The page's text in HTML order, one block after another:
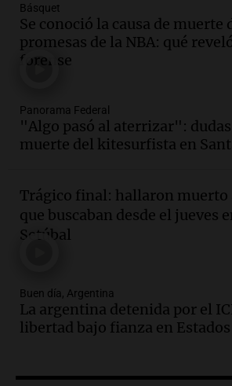
Audio.La historia de la
firmó Jorge Messi para el
contrato de Leo con
Una mañana para todos
Audio.Joan Gaspart: "Sin
Messi hubiera llegado
Una mañana para todos
Audio.El orgullo y el
Jorge Messi en una
Vargas en 2007
Audio.El abuelo de
las nuevas detenciones:
todos tenían algo que ver"
Básquet
Se conoció la causa de muerte
promesas de la NBA: qué
forense
Panorama Federal
"Algo pasó al aterrizar":
muerte del kitesurfista en
Trágico final: hallaron
que buscaban desde el jueves
Setúbal
Buen día, Argentina
La argentina detenida por el
libertad bajo fianza en